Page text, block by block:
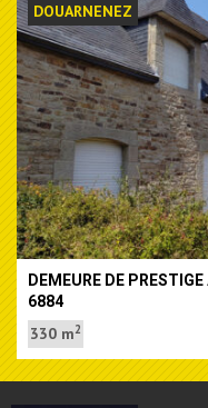
DOUARNENEZ
DEMEURE DE
6884
330 m2